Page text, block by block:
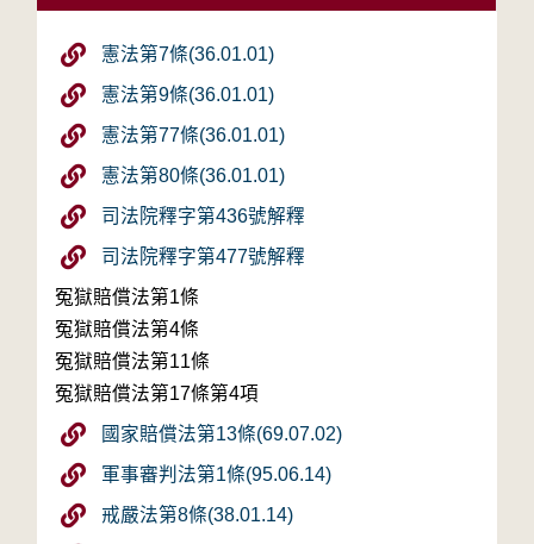
憲法第7條(36.01.01)
憲法第9條(36.01.01)
憲法第77條(36.01.01)
憲法第80條(36.01.01)
司法院釋字第436號解釋
司法院釋字第477號解釋
冤獄賠償法第1條
冤獄賠償法第4條
冤獄賠償法第11條
冤獄賠償法第17條第4項
國家賠償法第13條(69.07.02)
軍事審判法第1條(95.06.14)
戒嚴法第8條(38.01.14)